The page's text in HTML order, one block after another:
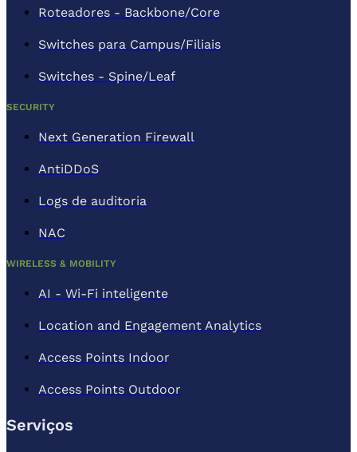
Roteadores - Backbone/Core
Switches para Campus/Filiais
Switches - Spine/Leaf
SECURITY
Next Generation Firewall
AntiDDoS
Logs de auditoria
NAC
WIRELESS & MOBILITY
AI - Wi-Fi inteligente
Location and Engagement Analytics
Access Points Indoor
Access Points Outdoor
Serviços